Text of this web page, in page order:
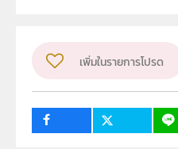
เด็กชายมนัสวิน หาญมงคลชัย
ไพจิตร
ระดับชั้น
กลุ่มเป้าหมาย
เพิ่มในรายการโปรด